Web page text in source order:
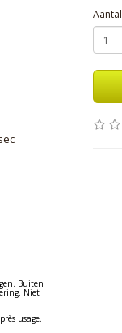
Buiten
Niet
usage.
Aantal